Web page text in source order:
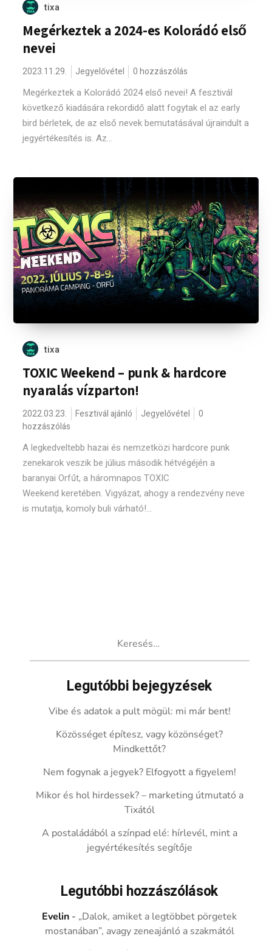
tixa
Megérkeztek a 2024-es Kolorádó első
nevei
2023.11.29. Jegyelővétel 0 hozzászólás
Megérkeztek a Kolorádó 2024 első nevei! A fesztivál
következő kiadására rekordidő alatt fogytak el az early
bird bérletek, de az első nevek bemutatásával újraindult a
jegyértékesítés is. Az...
tixa
TOXIC Weekend – punk & hardcore
nyaralás vízparton!
2022.03.23. Fesztivál ajánló Jegyelővétel
0
hozzászólás
A legkedveltebb hazai és nemzetközi hardcore punk
zenekarok veszik be július második hétvégéjén a
baranyai Orfűt, a háromnapos TOXIC
Weekend keretében. Vigyázat, ahogy a rendezvény neve
is mutatja, komoly buli várható!...
Legutóbbi bejegyzések
Vibe és adatok a pult mögül: mi már bent!
Közösséget építesz, vagy közönséget?
Mindkettőt?
Nem fogynak a jegyek? Elfogyott a figyelem!
Mikor és hol hirdessek? – marketing útmutató a
Tixától
A postaládából a színpad elé: hírlevél, mint a
jegyértékesítés segítője
Legutóbbi hozzászólások
Evelin - „Dalok, amiket a legtöbbet pörgetek
mostanában”, avagy zeneajánló a szakmától